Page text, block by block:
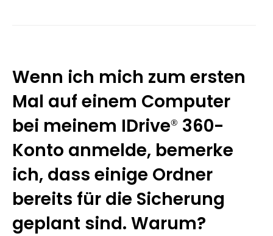
Wenn ich mich zum ersten
Mal auf einem Computer
bei meinem IDrive® 360-
Konto anmelde, bemerke
ich, dass einige Ordner
bereits für die Sicherung
geplant sind. Warum?